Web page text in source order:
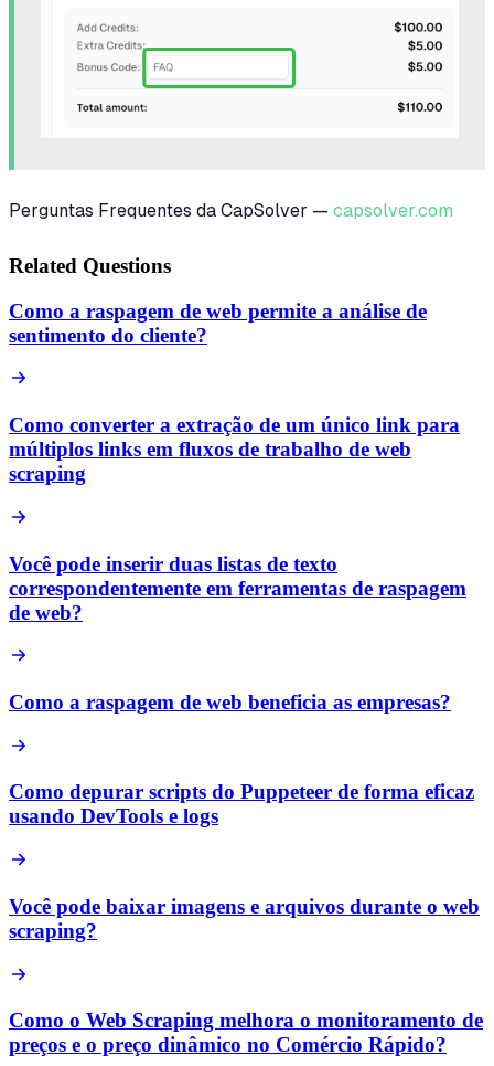
Perguntas Frequentes da CapSolver — capsolver.com
Related Questions
Como a raspagem de web permite a análise de
sentimento do cliente?
Como converter a extração de um único link para
múltiplos links em fluxos de trabalho de web
scraping
Você pode inserir duas listas de texto
correspondentemente em ferramentas de raspagem
de web?
Como a raspagem de web beneficia as empresas?
Como depurar scripts do Puppeteer de forma eficaz
usando DevTools e logs
Você pode baixar imagens e arquivos durante o web
scraping?
Como o Web Scraping melhora o monitoramento de
preços e o preço dinâmico no Comércio Rápido?